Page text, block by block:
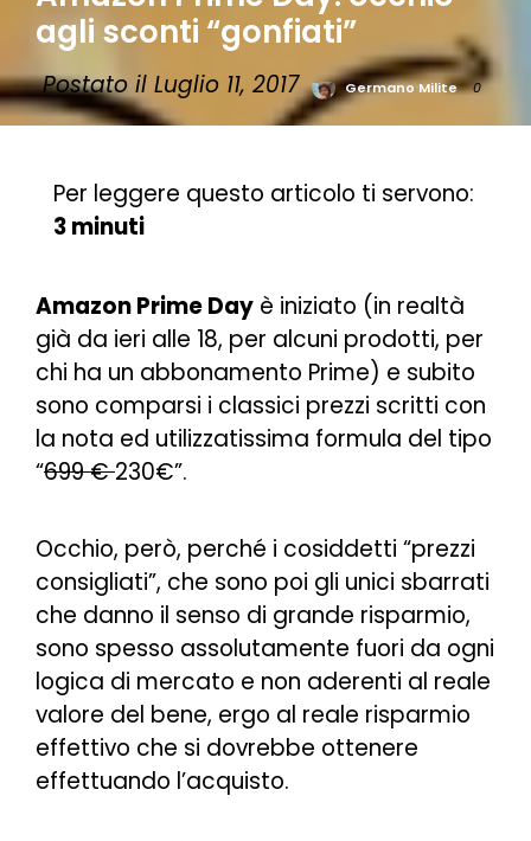
agli sconti “gonfiati”
Postato il Luglio 11, 2017 Germano Milite 0
Per leggere questo articolo ti servono:
3 minuti
Amazon Prime Day è iniziato (in realtà
già da ieri alle 18, per alcuni prodotti, per
chi ha un abbonamento Prime) e subito
sono comparsi i classici prezzi scritti con
la nota ed utilizzatissima formula del tipo
“699 €230€”.
Occhio, però, perché i cosiddetti “prezzi
consigliati”, che sono poi gli unici sbarrati
che danno il senso di grande risparmio,
sono spesso assolutamente fuori da ogni
logica di mercato e non aderenti al reale
valore del bene, ergo al reale risparmio
effettivo che si dovrebbe ottenere
effettuando l’acquisto.